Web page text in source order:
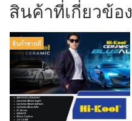
สินค้าที่เกี่ยวข้อง
สินค้าขายดี